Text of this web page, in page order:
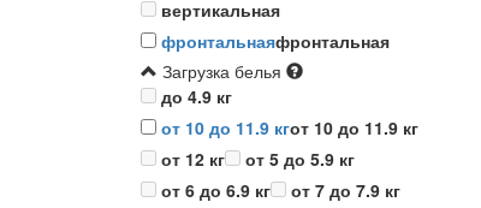
вертикальная
фронтальнаяфронтальная
Загрузка белья
до 4.9 кг
от 10 до 11.9 кгот 10 до 11.9 кг
от 12 кг
от 5 до 5.9 кг
от 6 до 6.9 кг
от 7 до 7.9 кг